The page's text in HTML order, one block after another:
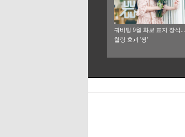
궈비팅 9월 화보 표지 장식...
힐링 효과 '짱'